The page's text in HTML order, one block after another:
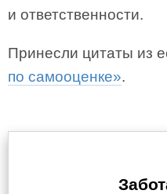
и ответственности.
Принесли цитаты из
по самооценке».